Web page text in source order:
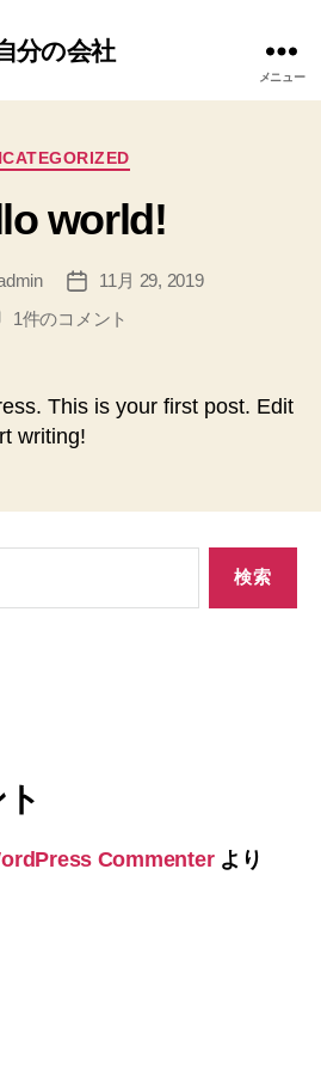
分の会社
メニュー
カ
ゴ
リ
world!
投
稿
11月 29, 2019
Hello
1件のコメント
This is your first post. Edit
writing!
Commenterより